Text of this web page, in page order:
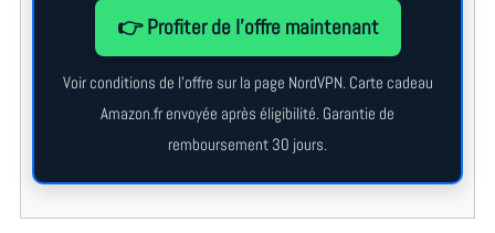
👉 Profiter de l’offre maintenant
Voir conditions de l’offre sur la page NordVPN. Carte cadeau
Amazon.fr envoyée après éligibilité. Garantie de
remboursement 30 jours.